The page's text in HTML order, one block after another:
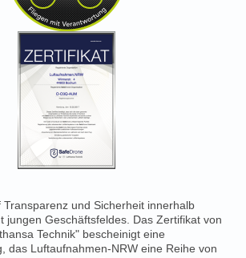
und Sicherheit innerhalb
jungen Geschäftsfeldes. Das Zertifikat von
Technik" bescheinigt eine
das Luftaufnahmen-NRW eine Reihe von